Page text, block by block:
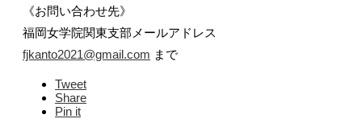
《お問い合わせ先》
福岡女学院関東支部メールアドレス
fjkanto2021@gmail.com まで
Tweet
Share
Pin it